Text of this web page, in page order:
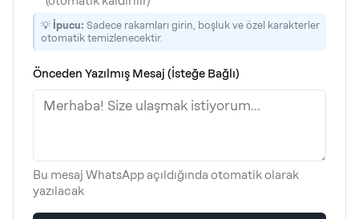
💡 İpucu: Sadece rakamları girin, boşluk ve özel karakterler
otomatik temizlenecektir.
Önceden Yazılmış Mesaj (İsteğe Bağlı)
Bu mesaj WhatsApp açıldığında otomatik olarak
yazılacak